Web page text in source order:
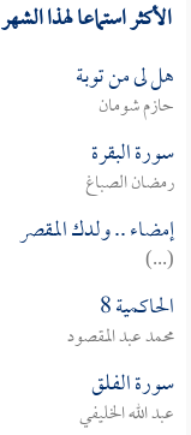
الأكثر استماعا لهذا الشهر
هل لى من توبة
حازم شومان
سورة البقرة
رمضان الصباغ
إمضاء .. ولدك المقصر
(...)
الحاكمية 8
محمد عبد المقصود
سورة الفلق
عبد الله الخليفي